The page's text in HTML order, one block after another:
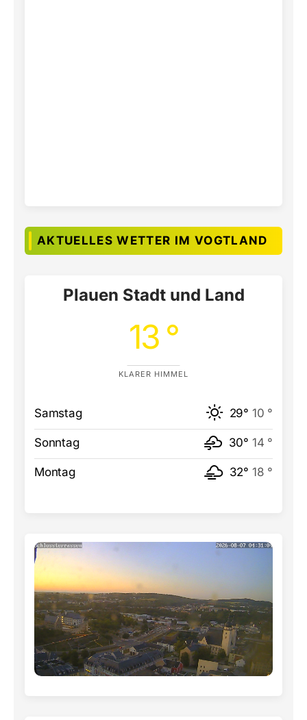
AKTUELLES WETTER IM VOGTLAND
Plauen Stadt und Land
13 °
KLARER HIMMEL
Samstag 29° 10 °
Sonntag 30° 14 °
Montag 32° 18 °